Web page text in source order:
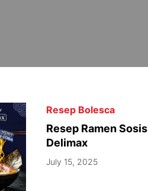
Resep Bolesca
Resep Ramen Sosis
Delimax
July 15, 2025